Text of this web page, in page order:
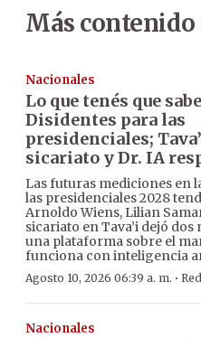
Más contenido
Nacionales
Lo que tenés que
Disidentes para las
presidenciales;
sicariato y Dr. IA
Las futuras mediciones en
las presidenciales 2028
Arnoldo Wiens, Lilian
sicariato en Tava’i dejó
una plataforma sobre el
funciona con inteligencia
Agosto 10, 2026 06:39 a. m. ·
Nacionales